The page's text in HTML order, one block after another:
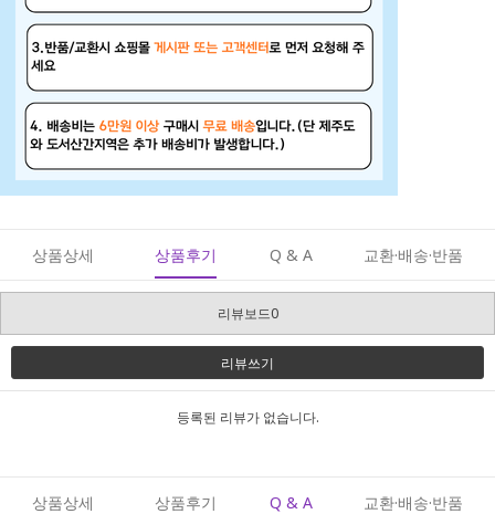
상품상세 상품후기 Q & A 교환·배송·반품
리뷰보드0
리뷰쓰기
등록된 리뷰가 없습니다.
상품상세 상품후기 Q & A 교환·배송·반품